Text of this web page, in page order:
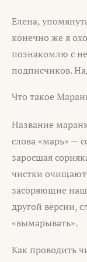
Елена,
конечно же я
познакомлю с
подписчиков.
Что такое
Название
слова «марь» —
заросшая
чистки
засоряющие
другой версии,
«вымарывать».
Как проводить